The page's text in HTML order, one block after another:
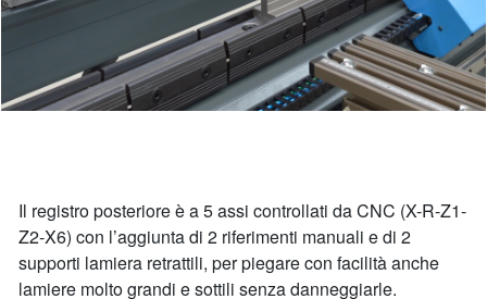
Il registro posteriore è a 5 assi controllati da CNC (X-R-Z1-
Z2-X6) con l’aggiunta di 2 riferimenti manuali e di 2
supporti lamiera retrattili, per piegare con facilità anche
lamiere molto grandi e sottili senza danneggiarle.